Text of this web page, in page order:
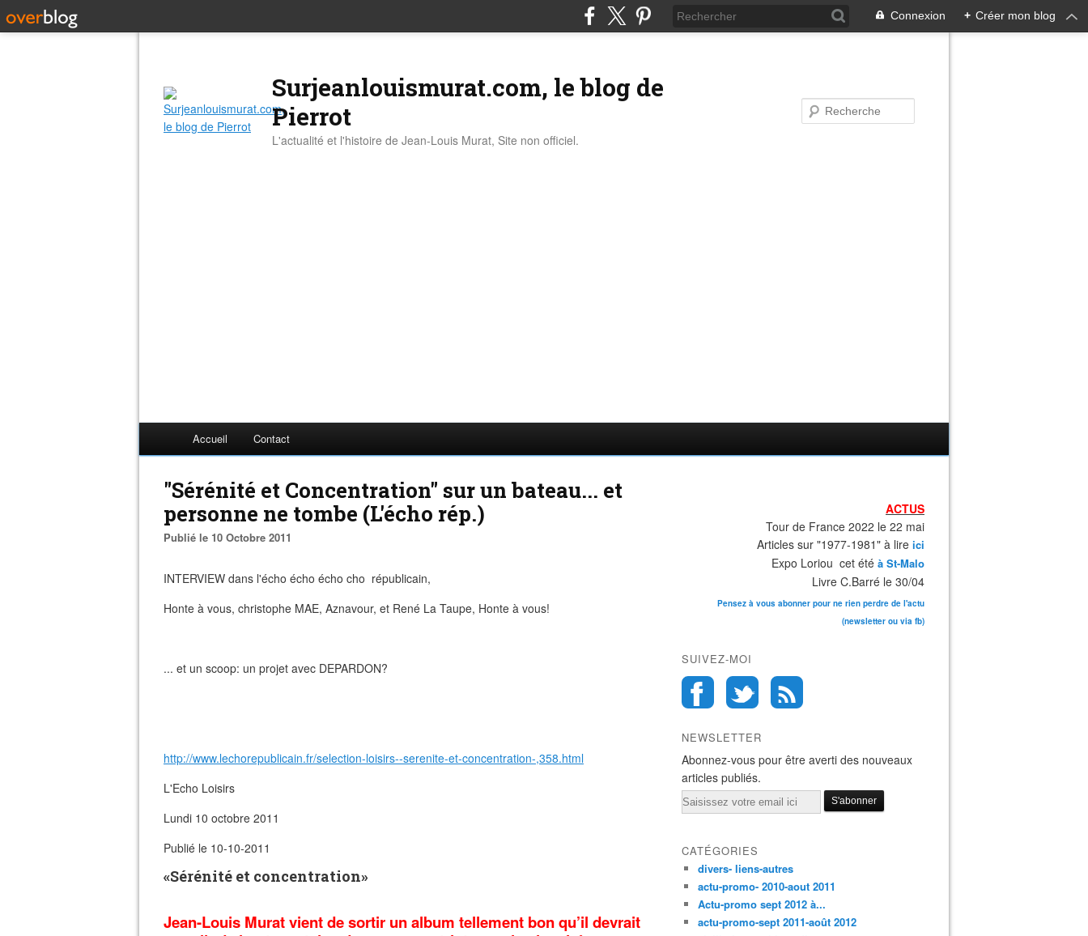
Connexion + Créer mon blog
Surjeanlouismurat.com, le blog de
Pierrot
L'actualité et l'histoire de Jean-Louis Murat, Site non officiel.
Accueil Contact
"Sérénité et Concentration" sur un bateau... et
personne ne tombe (L'écho rép.)
Publié le 10 Octobre 2011
INTERVIEW dans l'écho écho écho cho républicain,
Honte à vous, christophe MAE, Aznavour, et René La Taupe, Honte à vous!
... et un scoop: un projet avec DEPARDON?
http://www.lechorepublicain.fr/selection-loisirs--serenite-et-concentration-,358.html
L'Echo Loisirs
Lundi 10 octobre 2011
Publié le 10-10-2011
«Sérénité et concentration»
Jean-Louis Murat vient de sortir un album tellement bon qu’il devrait
ACTUS
Tour de France 2022 le 22 mai
Articles sur "1977-1981" à lire ici
Expo Loriou cet été à St-Malo
Livre C.Barré le 30/04
Pensez à vous abonner pour ne rien perdre de l'actu
(newsletter ou via fb)
SUIVEZ-MOI
NEWSLETTER
Abonnez-vous pour être averti des nouveaux
articles publiés.
Email
CATÉGORIES
divers- liens-autres
actu-promo- 2010-aout 2011
Actu-promo sept 2012 à...
actu-promo-sept 2011-août 2012